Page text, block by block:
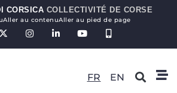
CORSICA COLLECTIVITÉ DE CORSE
Aller au contenuAller au pied de page
FR EN